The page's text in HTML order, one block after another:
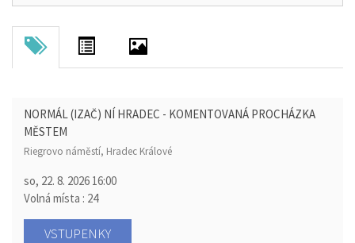
NORMÁL (IZAČ) NÍ HRADEC - KOMENTOVANÁ PROCHÁZKA
MĚSTEM
Riegrovo náměstí, Hradec Králové
so, 22. 8. 2026 16:00
Volná místa : 24
VSTUPENKY